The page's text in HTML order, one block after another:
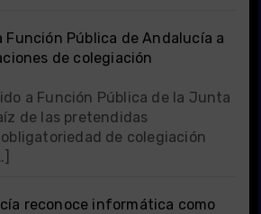
Función Pública de Andalucía a
de colegiación
a Función Pública de la Junta
de las pretendidas
de colegiación
reconoce informática como